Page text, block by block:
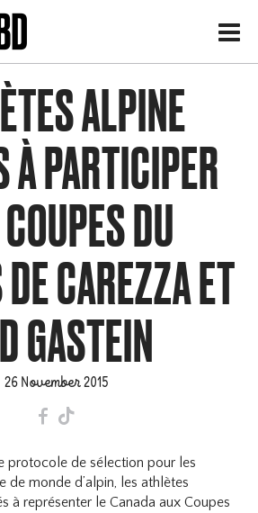
H
ALPINE
À PARTICIPER
DU
CAREZZA ET
GASTEIN
26 November 2015
F T
protocole de sélection pour les
de monde d’alpin, les athlètes
à représenter le Canada aux Coupes